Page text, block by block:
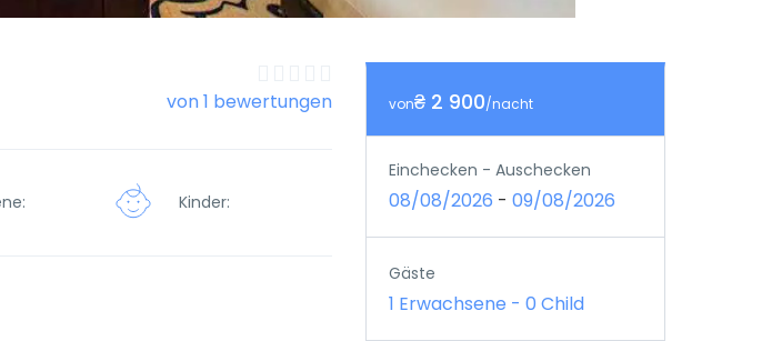
von 1 bewertungen
Kinder:
von₴ 2 900/nacht
Einchecken - Auschecken
08/08/2026 - 09/08/2026
Gäste
1 Erwachsene - 0 Child